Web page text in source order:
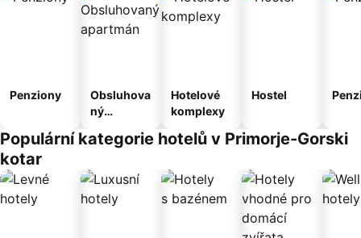
Penziony
Obsluhova
ný
Hotelové
komplexy
Hostel
Populární kategorie hotelů v Primorje-Gorski
kotar